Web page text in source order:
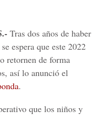
Tras dos años de haber
espera que este 2022
retornen de forma
así lo anunció el
.
que los niños y